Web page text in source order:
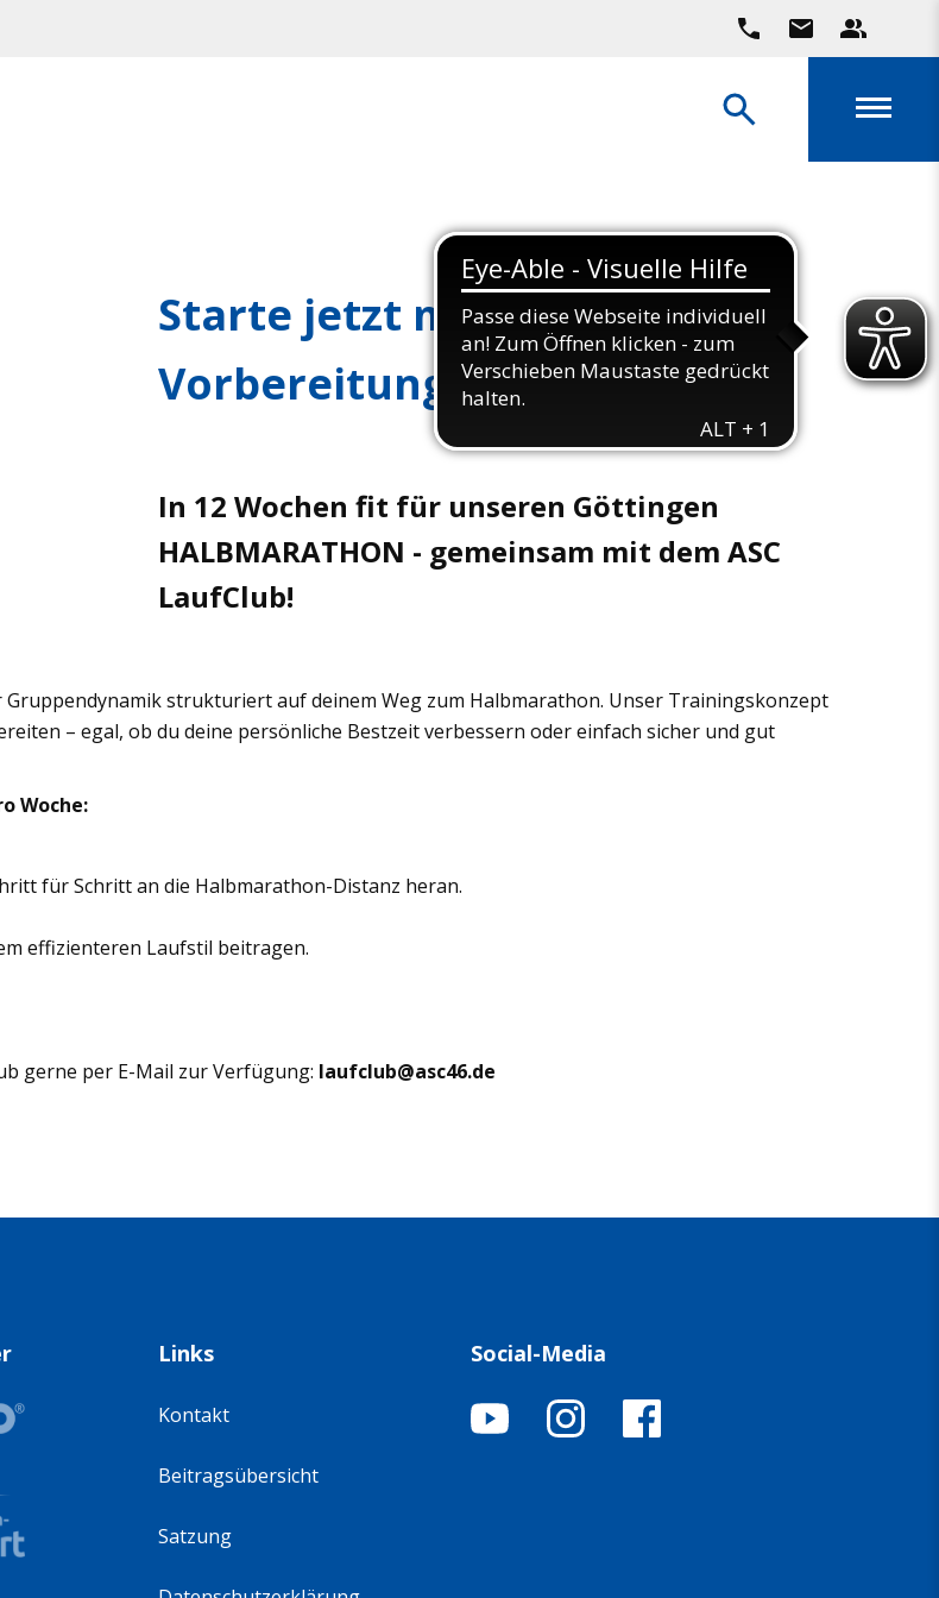
Starte jetzt mit uns in deine
Vorbereitung!
In 12 Wochen fit für unseren Göttingen
HALBMARATHON - gemeinsam mit dem ASC
LaufClub!
strukturiert auf deinem Weg zum Halbmarathon. Unser Trainingskonzept
– egal, ob du deine persönliche Bestzeit verbessern oder einfach sicher und gut
Woche:
für Schritt an die Halbmarathon-Distanz heran.
effizienteren Laufstil beitragen.
gerne per E-Mail zur Verfügung: laufclub@asc46.de
Links
Kontakt
Beitragsübersicht
Satzung
Social-Media